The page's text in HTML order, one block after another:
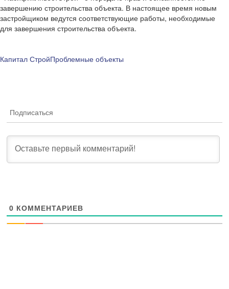
завершению строительства объекта. В настоящее время новым
застройщиком ведутся соответствующие работы, необходимые
для завершения строительства объекта.
Капитал СтройПроблемные объекты
Подписаться
0 КОММЕНТАРИЕВ